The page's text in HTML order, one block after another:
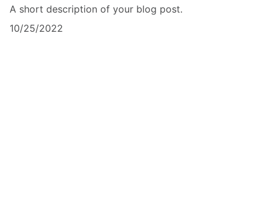
A short description of your blog post.
10/25/2022